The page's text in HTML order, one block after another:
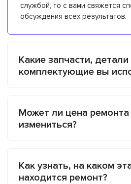
службой, то с вами свяжется
обсуждения всех результатов.
Какие запчасти, детали
комплектующие вы
Может ли цена ремонта
измениться?
Как узнать, на каком
находится ремонт?